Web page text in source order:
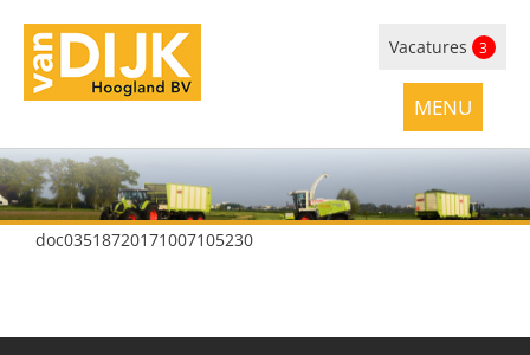
Vacatures 3
doc03518720171007105230